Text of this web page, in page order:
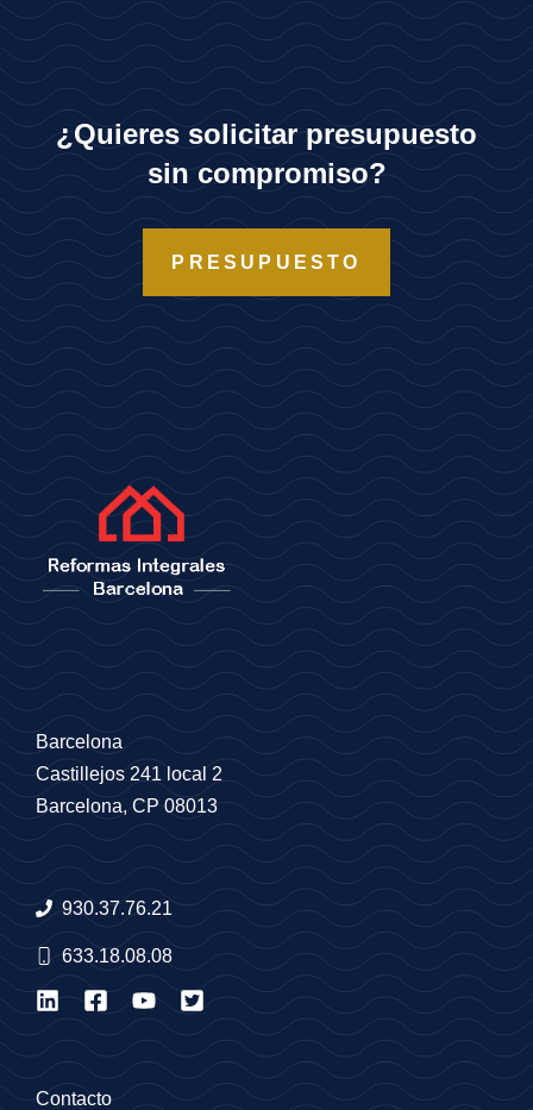
¿Quieres solicitar presupuesto
sin compromiso?
PRESUPUESTO
Barcelona
Castillejos 241 local 2
Barcelona, CP 08013
930.37.76.21
633.18.08.08
Contacto